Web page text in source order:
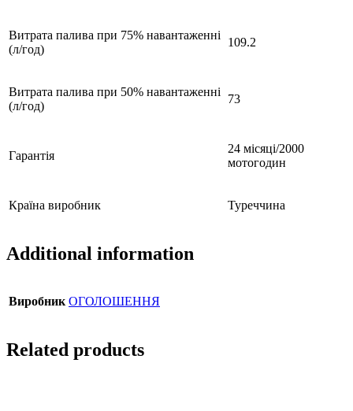
Витрата палива при 75% навантаженні
(л/год)
109.2
Витрата палива при 50% навантаженні
(л/год)
73
Гарантія
24 місяці/2000
мотогодин
Країна виробник Туреччина
Additional information
Виробник ОГОЛОШЕННЯ
Related products